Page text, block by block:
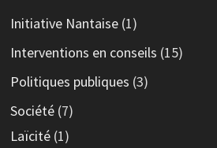
Initiative Nantaise (1)
Interventions en conseils (15)
Politiques publiques (3)
Société (7)
Laïcité (1)